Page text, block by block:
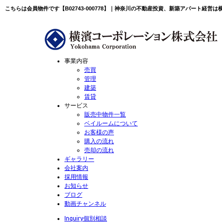
こちらは会員物件です【B02743-000778】｜神奈川の不動産投資、新築アパート経営は
事業内容
売買
管理
建築
賃貸
サービス
販売中物件一覧
ベイルームについて
お客様の声
購入の流れ
売却の流れ
ギャラリー
会社案内
採用情報
お知らせ
ブログ
動画チャンネル
Inquiry個別相談